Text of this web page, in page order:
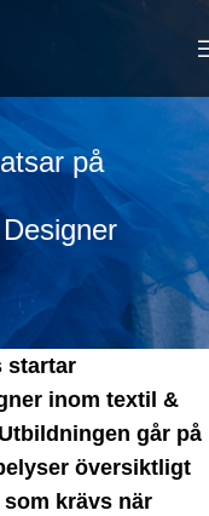
på
startar
inom textil &
går på
översiktligt
krävs när